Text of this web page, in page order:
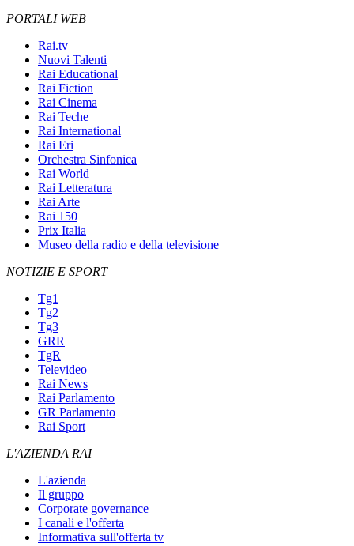
PORTALI WEB
Rai.tv
Nuovi Talenti
Rai Educational
Rai Fiction
Rai Cinema
Rai Teche
Rai International
Rai Eri
Orchestra Sinfonica
Rai World
Rai Letteratura
Rai Arte
Rai 150
Prix Italia
Museo della radio e della televisione
NOTIZIE E SPORT
Tg1
Tg2
Tg3
GRR
TgR
Televideo
Rai News
Rai Parlamento
GR Parlamento
Rai Sport
L'AZIENDA RAI
L'azienda
Il gruppo
Corporate governance
I canali e l'offerta
Informativa sull'offerta tv